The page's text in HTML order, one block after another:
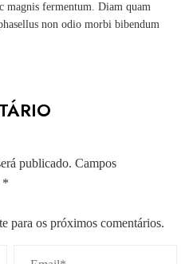
magnis fermentum. Diam quam
non odio morbi bibendum
publicado. Campos
*
para os próximos comentários.